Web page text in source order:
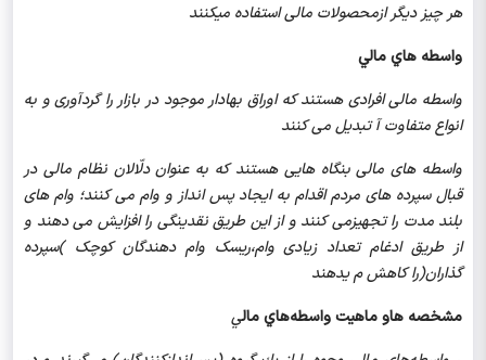
هر چیز دیگر ازمحصولات مالی استفاده میکنند
واسطه هاي مالي
واسطه مالی افرادی هستند که اوراق بهادار موجود در بازار را گردآوری و به
انواع متفاوت آ تبدیل می کنند
واسطه های مالی بنگاه هایی هستند که به عنوان دلّالان نظام مالی در
قبال سپرده های مردم اقدام به ایجاد پس انداز و وام می کنند؛ وام های
بلند مدت را تجهیزمی کنند و از این طریق نقدینگی را افزایش می دهند و
از طریق ادغام تعداد زیادی وام،ریسک وام دهندگان کوچک )سپرده
گذاران(را کاهش م یدهند
مشخصه هاو ماهيت واسطههاي مالي